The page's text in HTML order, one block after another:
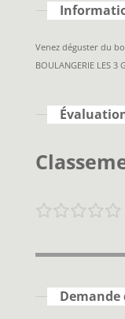
Venez déguster du
BOULANGERIE LES
Demande